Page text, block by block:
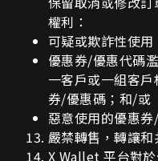
權利：
可疑或欺詐性使用
優惠券/優惠代碼
一客戶或一組客
券/優惠碼；和/或
惡意使用的優惠券/
嚴禁轉售，轉讓和
X Wallet平台對